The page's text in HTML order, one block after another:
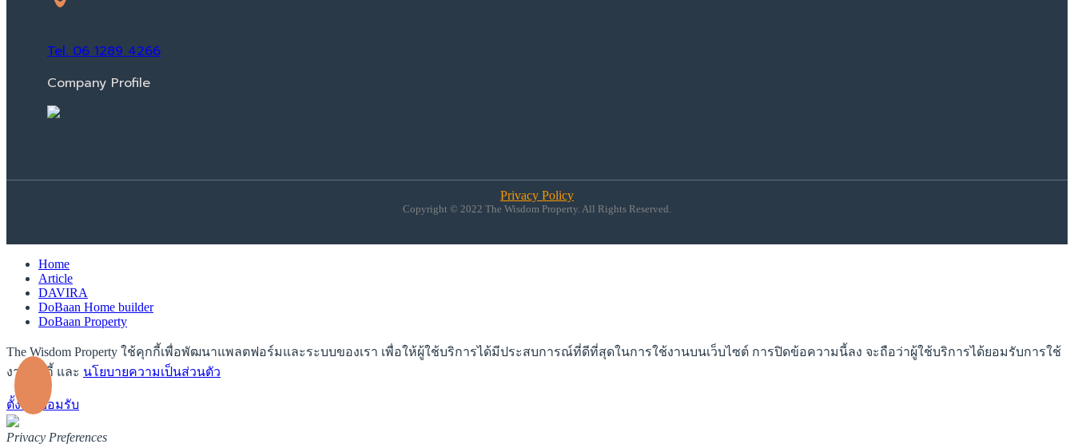
Tel. 06 1289 4266
Company Profile
Privacy Policy
Copyright © 2022 The Wisdom Property. All Rights Reserved.
Home
Article
DAVIRA
DoBaan Home builder
DoBaan Property
The Wisdom Property ใช้คุกกี้เพื่อพัฒนาแพลตฟอร์มและระบบของเรา เพื่อให้ผู้ใช้บริการได้มีประสบการณ์ที่ดีที่สุดในการใช้งานบนเว็บไซต์ การปิดข้อความนี้ลง จะถือว่าผู้ใช้บริการได้ยอมรับการใช้
งานคุกกี้ และ นโยบายความเป็นส่วนตัว
ตั้งค่า ยอมรับ
Privacy Preferences